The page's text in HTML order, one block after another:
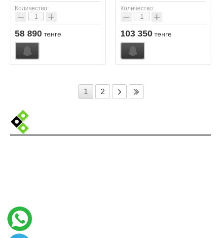
Количество:
− +
58 890 тенге
Количество:
− +
103 350 тенге
1 2